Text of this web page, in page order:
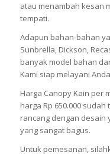
atau menambah kesan
tempati.
Adapun bahan-bahan
Sunbrella, Dickson,
banyak model bahan
Kami siap melayani
Harga Canopy Kain per
harga Rp 650.000
rancang dengan desain
yang sangat bagus.
Untuk pemesanan,